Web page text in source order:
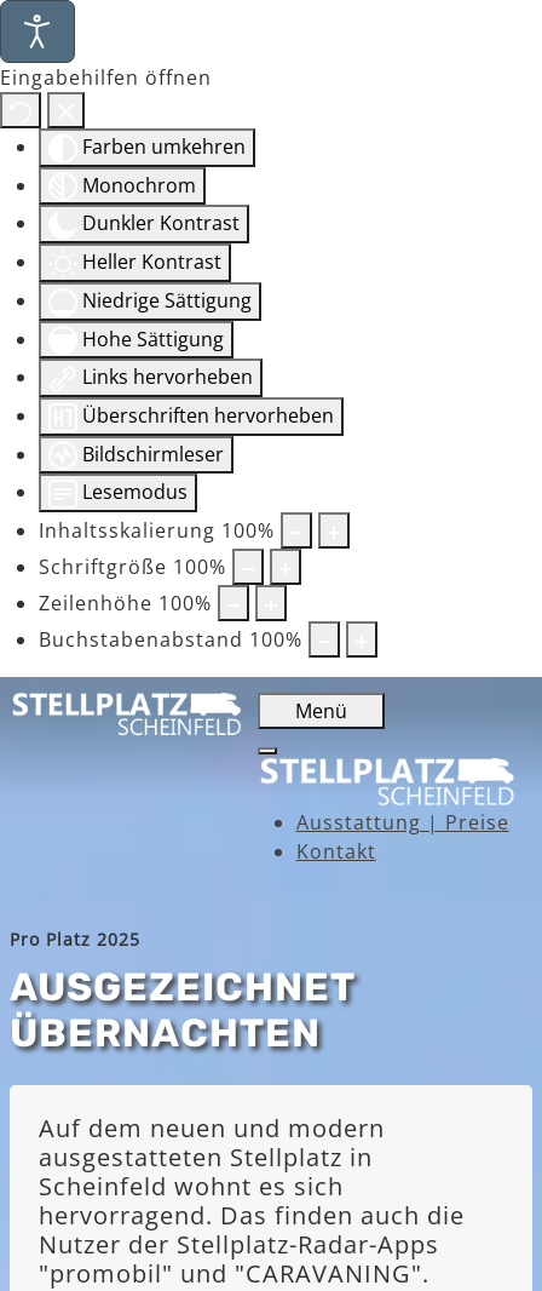
Eingabehilfen öffnen
Farben umkehren
Monochrom
Dunkler Kontrast
Heller Kontrast
Niedrige Sättigung
Hohe Sättigung
Links hervorheben
Überschriften hervorheben
Bildschirmleser
Lesemodus
Inhaltsskalierung 100%
Schriftgröße 100%
Zeilenhöhe 100%
Buchstabenabstand 100%
Menü
Ausstattung | Preise
Kontakt
Pro Platz 2025
AUSGEZEICHNET
ÜBERNACHTEN
Auf dem neuen und modern
ausgestatteten Stellplatz in
Scheinfeld wohnt es sich
hervorragend. Das finden auch die
Nutzer der Stellplatz-Radar-Apps
"promobil" und "CARAVANING".